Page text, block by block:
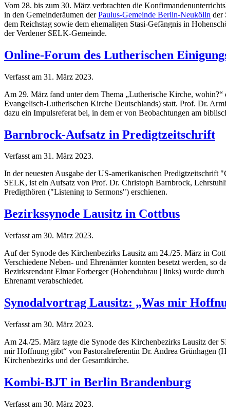
Vom 28. bis zum 30. März verbrachten die
in den Gemeinderäumen derPaulus-Gemeinde Berlin-Neukölln der
dem Reichstag sowie dem ehemaligen Stasi-Gefängnis in
der Verdener SELK-Gemeinde.
Online-Forum des Lutherischen
Verfasst am 31. März 2023.
Am 29. März fand unter dem Thema „Lutherische Kirche,
Evangelisch-Lutherischen Kirche Deutschlands) statt. Prof. Dr.
dazu ein Impulsreferat bei, in dem er von Beobachtungen am
Barnbrock-Aufsatz in Predigtzeitschrift
Verfasst am 31. März 2023.
In der neuesten Ausgabe der US-amerikanischen Predigtzeitschrift
SELK, ist ein Aufsatz von Prof. Dr. Christoph Barnbrock,
Predigthören ("Listening to Sermons") erschienen.
Bezirkssynode Lausitz in Cottbus
Verfasst am 30. März 2023.
Auf der Synode des Kirchenbezirks Lausitz am 24./25. März in
Verschiedene Neben- und Ehrenämter konnten besetzt werden, so
Bezirksrendant Elmar Forberger (Hohendubrau | links) wurde
Ehrenamt verabschiedet.
Synodalvortrag Lausitz: „Was mir
Verfasst am 30. März 2023.
Am 24./25. März tagte die Synode des Kirchenbezirks Lausitz der
mir Hoffnung gibt“ von Pastoralreferentin Dr. Andrea Grünhagen
Kirchenbezirks und der Gesamtkirche.
Kombi-BJT in Berlin Brandenburg
Verfasst am 30. März 2023.